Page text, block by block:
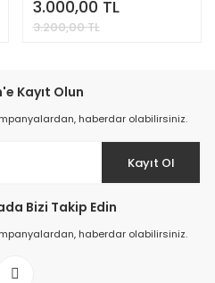
3.000,00 TL
3.200,00 TL
Kayıt Olun
haberdar olabilirsiniz.
Kayıt Ol
Bizi Takip Edin
haberdar olabilirsiniz.